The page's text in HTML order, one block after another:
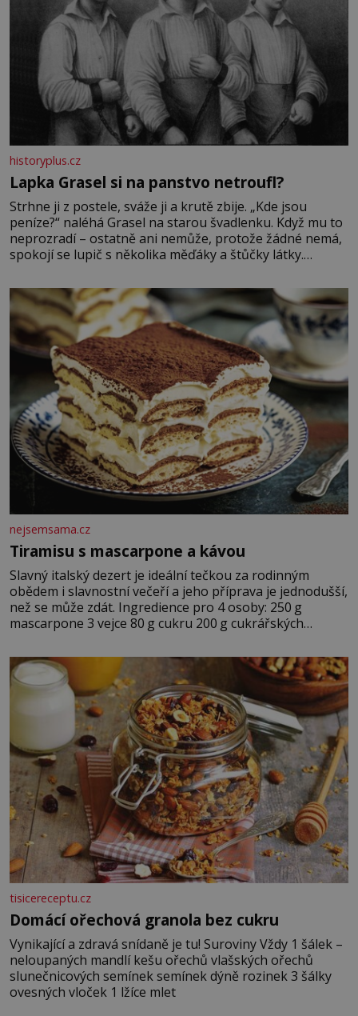
historyplus.cz
Lapka Grasel si na panstvo netroufl?
Strhne ji z postele, sváže ji a krutě zbije. „Kde jsou
peníze?“ naléhá Grasel na starou švadlenku. Když mu to
neprozradí – ostatně ani nemůže, protože žádné nemá,
spokojí se lupič s několika měďáky a štůčky látky.
krutý. Jeho činy budí hrůzu ještě dlouho po jeho smrti
nejsemsama.cz
Tiramisu s mascarpone a kávou
Slavný italský dezert je ideální tečkou za rodinným
obědem i slavnostní večeří a jeho příprava je jednodušší,
než se může zdát. Ingredience pro 4 osoby: 250 g
mascarpone 3 vejce 80 g cukru 200 g cukrářských
posypání Postup: Oddělte žloutky od bílků. Žloutky
vyšlehejte s cukrem do světlé pěny a postupně do nich
vmíchejte mascarpone, aby vznikl hladký
tisicereceptu.cz
Domácí ořechová granola bez cukru
Vynikající a zdravá snídaně je tu! Suroviny Vždy 1 šálek –
neloupaných mandlí kešu ořechů vlašských ořechů
slunečnicových semínek semínek dýně rozinek 3 šálky
ovesných vloček 1 lžíce mlet